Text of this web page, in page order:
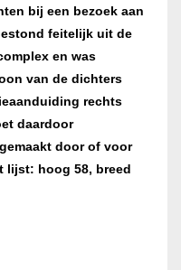
bij een bezoek aan
feitelijk uit de
en was
van de dichters
rechts
daardoor
door of voor
lijst: hoog 58, breed